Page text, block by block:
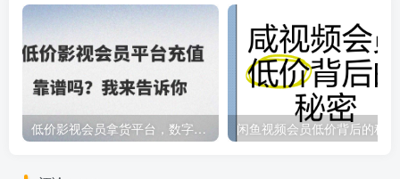
低价影视会员拿货平台，数字权益卡券优质服务商 闲鱼视频会员低价背后的秘密